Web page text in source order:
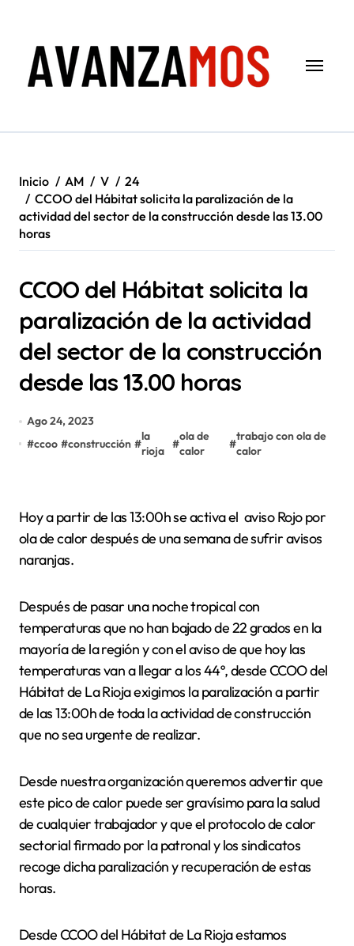
contenido
Inicio AM V
24
CCOO del Hábitat solicita la paralización de la
actividad del sector de la construcción desde las 13.00
horas
CCOO del Hábitat solicita la
paralización de la actividad
del sector de la construcción
desde las 13.00 horas
Ago 24, 2023
#ccoo #construcción #
la
rioja
#
ola de
calor
#
trabajo con ola de
calor
Hoy a partir de las 13:00h se activa el aviso Rojo por
ola de calor después de una semana de sufrir avisos
naranjas.
Después de pasar una noche tropical con
temperaturas que no han bajado de 22 grados en la
mayoría de la región y con el aviso de que hoy las
temperaturas van a llegar a los 44º, desde CCOO del
Hábitat de La Rioja exigimos la paralización a partir
de las 13:00h de toda la actividad de construcción
que no sea urgente de realizar.
Desde nuestra organización queremos advertir que
este pico de calor puede ser gravísimo para la salud
de cualquier trabajador y que el protocolo de calor
sectorial firmado por la patronal y los sindicatos
recoge dicha paralización y recuperación de estas
horas.
Desde CCOO del Hábitat de La Rioja estamos